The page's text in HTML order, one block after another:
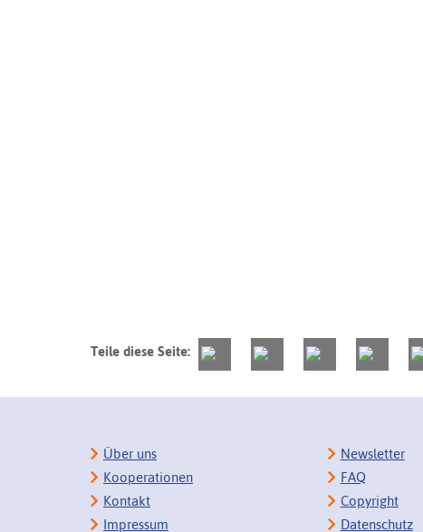
Teile diese Seite:
Über uns
Kooperationen
Kontakt
Impressum
Newsletter
FAQ
Copyright
Datenschutz